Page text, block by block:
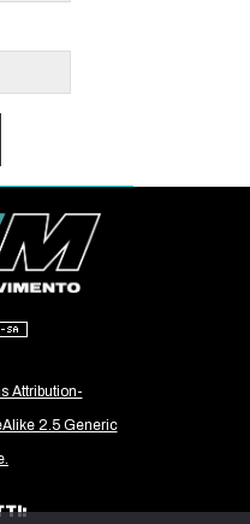
Attribution-
2.5 Generic